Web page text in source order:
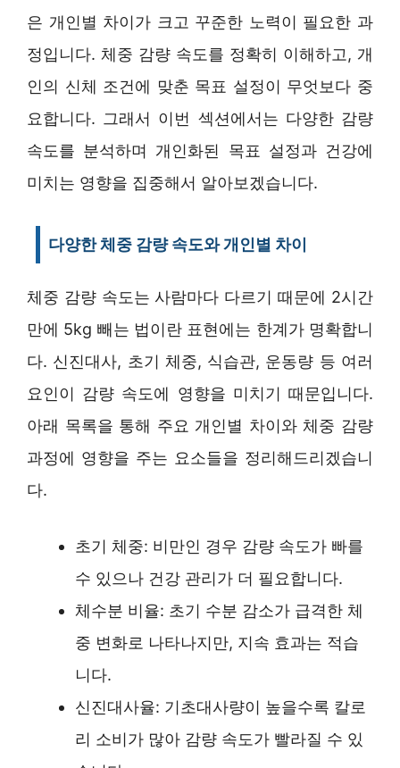
은 개인별 차이가 크고 꾸준한 노력이 필요한 과
정입니다. 체중 감량 속도를 정확히 이해하고, 개
인의 신체 조건에 맞춘 목표 설정이 무엇보다 중
요합니다. 그래서 이번 섹션에서는 다양한 감량
속도를 분석하며 개인화된 목표 설정과 건강에
미치는 영향을 집중해서 알아보겠습니다.
다양한 체중 감량 속도와 개인별 차이
체중 감량 속도는 사람마다 다르기 때문에 2시간
만에 5kg 빼는 법이란 표현에는 한계가 명확합니
다. 신진대사, 초기 체중, 식습관, 운동량 등 여러
요인이 감량 속도에 영향을 미치기 때문입니다.
아래 목록을 통해 주요 개인별 차이와 체중 감량
과정에 영향을 주는 요소들을 정리해드리겠습니
다.
초기 체중: 비만인 경우 감량 속도가 빠를
수 있으나 건강 관리가 더 필요합니다.
체수분 비율: 초기 수분 감소가 급격한 체
중 변화로 나타나지만, 지속 효과는 적습
니다.
신진대사율: 기초대사량이 높을수록 칼로
리 소비가 많아 감량 속도가 빨라질 수 있